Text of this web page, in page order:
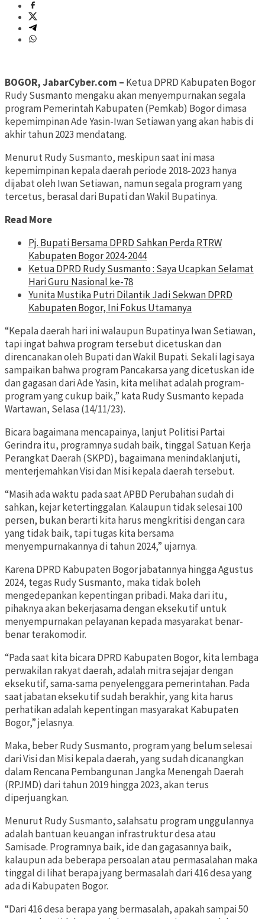
BOGOR, JabarCyber.com – Ketua DPRD Kabupaten Bogor
Rudy Susmanto mengaku akan menyempurnakan segala
program Pemerintah Kabupaten (Pemkab) Bogor dimasa
kepemimpinan Ade Yasin-Iwan Setiawan yang akan habis di
akhir tahun 2023 mendatang.
Menurut Rudy Susmanto, meskipun saat ini masa
kepemimpinan kepala daerah periode 2018-2023 hanya
dijabat oleh Iwan Setiawan, namun segala program yang
tercetus, berasal dari Bupati dan Wakil Bupatinya.
Read More
Pj. Bupati Bersama DPRD Sahkan Perda RTRW
Kabupaten Bogor 2024-2044
Ketua DPRD Rudy Susmanto : Saya Ucapkan Selamat
Hari Guru Nasional ke-78
Yunita Mustika Putri Dilantik Jadi Sekwan DPRD
Kabupaten Bogor, Ini Fokus Utamanya
“Kepala daerah hari ini walaupun Bupatinya Iwan Setiawan,
tapi ingat bahwa program tersebut dicetuskan dan
direncanakan oleh Bupati dan Wakil Bupati. Sekali lagi saya
sampaikan bahwa program Pancakarsa yang dicetuskan ide
dan gagasan dari Ade Yasin, kita melihat adalah program-
program yang cukup baik,” kata Rudy Susmanto kepada
Wartawan, Selasa (14/11/23).
Bicara bagaimana mencapainya, lanjut Politisi Partai
Gerindra itu, programnya sudah baik, tinggal Satuan Kerja
Perangkat Daerah (SKPD), bagaimana menindaklanjuti,
menterjemahkan Visi dan Misi kepala daerah tersebut.
“Masih ada waktu pada saat APBD Perubahan sudah di
sahkan, kejar ketertinggalan. Kalaupun tidak selesai 100
persen, bukan berarti kita harus mengkritisi dengan cara
yang tidak baik, tapi tugas kita bersama
menyempurnakannya di tahun 2024,” ujarnya.
Karena DPRD Kabupaten Bogor jabatannya hingga Agustus
2024, tegas Rudy Susmanto, maka tidak boleh
mengedepankan kepentingan pribadi. Maka dari itu,
pihaknya akan bekerjasama dengan eksekutif untuk
menyempurnakan pelayanan kepada masyarakat benar-
benar terakomodir.
“Pada saat kita bicara DPRD Kabupaten Bogor, kita lembaga
perwakilan rakyat daerah, adalah mitra sejajar dengan
eksekutif, sama-sama penyelenggara pemerintahan. Pada
saat jabatan eksekutif sudah berakhir, yang kita harus
perhatikan adalah kepentingan masyarakat Kabupaten
Bogor,” jelasnya.
Maka, beber Rudy Susmanto, program yang belum selesai
dari Visi dan Misi kepala daerah, yang sudah dicanangkan
dalam Rencana Pembangunan Jangka Menengah Daerah
(RPJMD) dari tahun 2019 hingga 2023, akan terus
diperjuangkan.
Menurut Rudy Susmanto, salahsatu program unggulannya
adalah bantuan keuangan infrastruktur desa atau
Samisade. Programnya baik, ide dan gagasannya baik,
kalaupun ada beberapa persoalan atau permasalahan maka
tinggal di lihat berapa jyang bermasalah dari 416 desa yang
ada di Kabupaten Bogor.
“Dari 416 desa berapa yang bermasalah, apakah sampai 50